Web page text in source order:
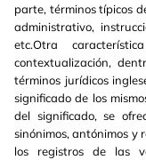
parte, términos típicos
administrativo,
etc.Otra
contextualización,
términos jurídicos
significado de los
del significado, se
sinónimos, antónimos y
los registros de las